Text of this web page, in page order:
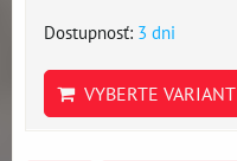
Dostupnosť: 3 dni
VYBERTE VARIANT